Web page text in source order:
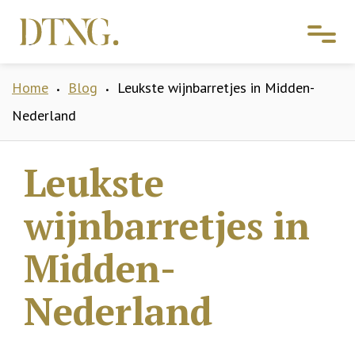
Home • Blog •
Leukste wijnbarretjes in Midden-
Nederland
Leukste
wijnbarretjes in
Midden-
Nederland